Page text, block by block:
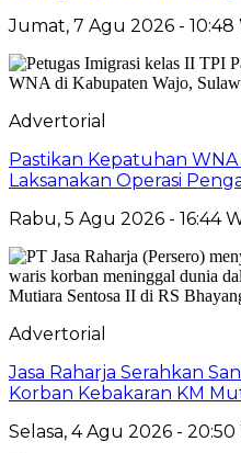
Jumat, 7 Agu 2026 - 10:48
Advertorial
Pastikan Kepatuhan
Laksanakan Operasi
Rabu, 5 Agu 2026 - 16:44
Advertorial
Jasa Raharja Serahkan
Korban Kebakaran KM
Selasa, 4 Agu 2026 - 20:50